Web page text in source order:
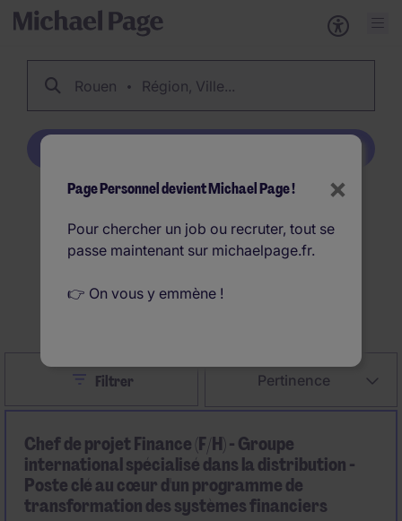
Rouen Région, Ville...
26 Offres d'emploi Rouen
en France
Pertinence
CloseFiltrer
Chef de projet Finance (F/H) - Groupe
international spécialisé dans la distribution -
Poste clé au cœur d'un programme de
transformation des systèmes financiers
×
Page Personnel devient Michael Page !
Pour chercher un job ou recruter, tout se
passe maintenant sur michaelpage.fr.
👉 On vous y emmène !